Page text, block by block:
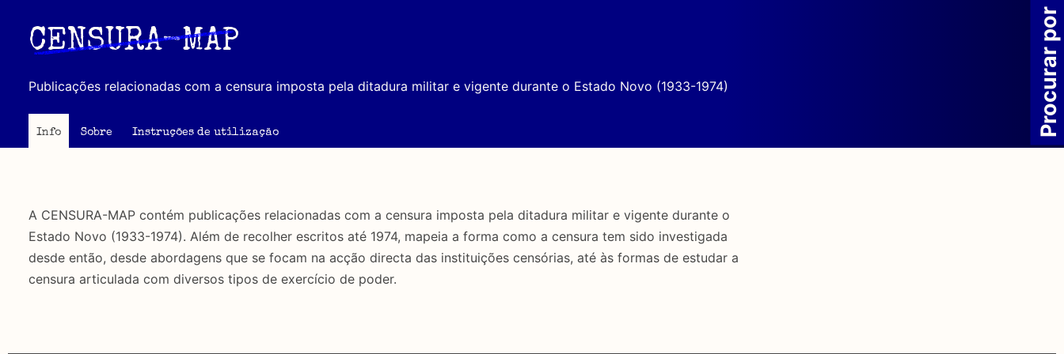
principal
CENSURA-MAP
Publicações relacionadas com a censura imposta pela ditadura militar e vigente durante o Estado Novo (1933-1974)
Info Sobre Instruções de utilização
A CENSURA-MAP contém publicações relacionadas com a censura imposta pela ditadura militar e vigente durante o
Estado Novo (1933-1974). Além de recolher escritos até 1974, mapeia a forma como a censura tem sido investigada
desde então, desde abordagens que se focam na acção directa das instituições censórias, até às formas de estudar a
censura articulada com diversos tipos de exercício de poder.
Procurar por